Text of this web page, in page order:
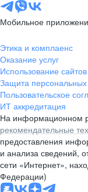
Мобильное
Этика и комплаенс
Оказание услуг
Использование сайтов
Защита
Пользовательское
ИТ аккредитация
На информационном
рекомендательные
предоставления
и анализа сведений,
сети «Интернет»,
Федерации)